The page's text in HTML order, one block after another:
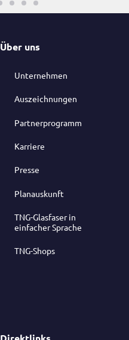
Über uns
Unternehmen
Auszeichnungen
Partnerprogramm
Karriere
Presse
Planauskunft
TNG-Glasfaser in
einfacher Sprache
TNG-Shops